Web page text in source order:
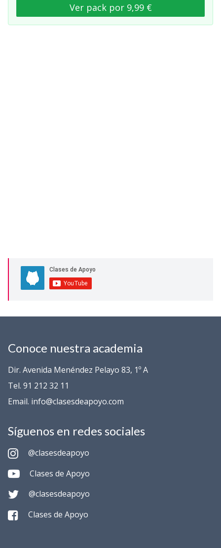
Ver pack por 9,99 €
Conoce nuestra academia
Dir. Avenida Menéndez Pelayo 83, 1º A
Tel. 91 212 32 11
Email. info@clasesdeapoyo.com
Síguenos en redes sociales
@clasesdeapoyo
Clases de Apoyo
@clasesdeapoyo
Clases de Apoyo